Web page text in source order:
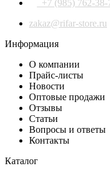
+7 (985) 762-38-
zakaz@rifar-store.ru
Информация
О компании
Прайс-листы
Новости
Оптовые продажи
Отзывы
Статьи
Вопросы и ответы
Контакты
Каталог